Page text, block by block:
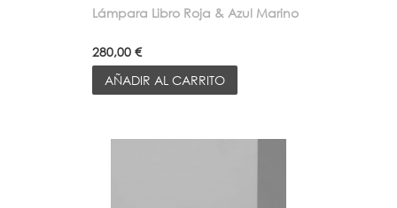
Lámpara Libro Roja & Azul Marino
280,00 €
AÑADIR AL CARRITO